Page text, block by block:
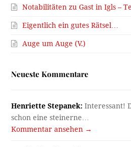
Notabilitäten zu Gast in Igls –
Eigentlich ein gutes Rätsel…
Auge um Auge (V.)
Neueste Kommentare
Henriette Stepanek: Interessant!
schon eine steinerne…
Kommentar ansehen →